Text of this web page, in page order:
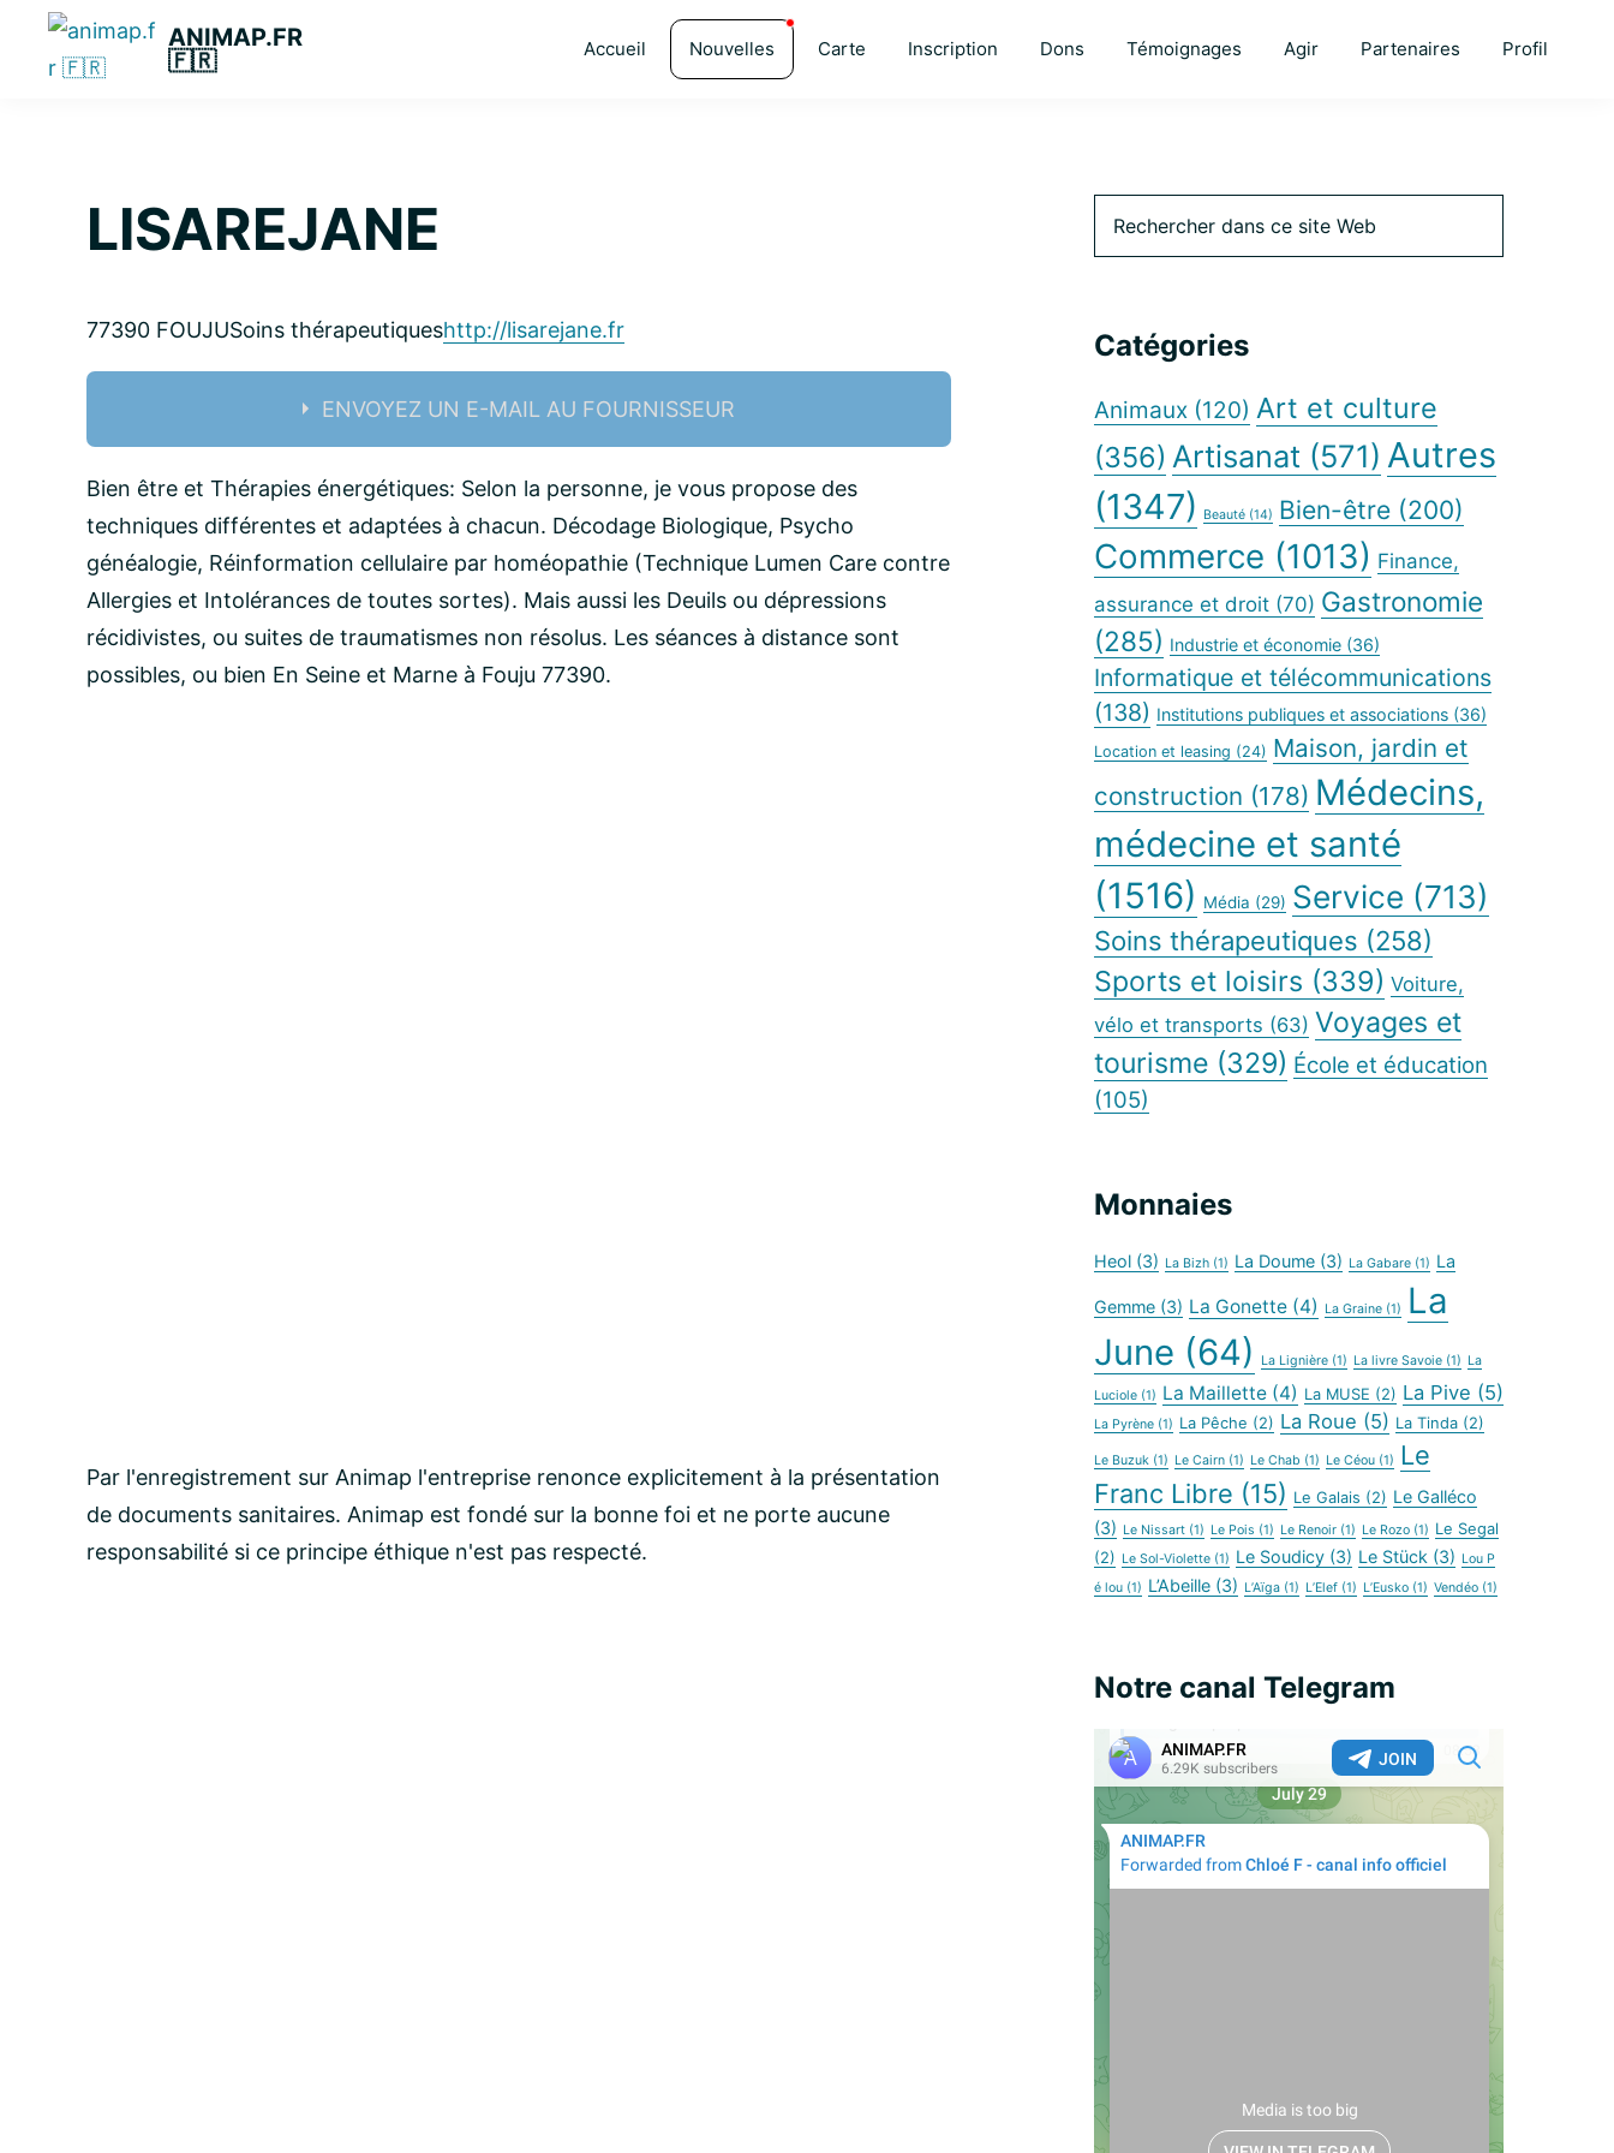
Passer
Passer
Passer
principale
ANIMAP.FR
🇫🇷
Accueil Nouvelles Carte Inscription Dons Témoignages Agir Partenaires Profil
LISAREJANE
77390 FOUJUSoins thérapeutiqueshttp://lisarejane.fr
ENVOYEZ UN E-MAIL AU FOURNISSEUR
Nom:
email:
Message:
Bien être et Thérapies énergétiques: Selon la personne, je vous propose des
techniques différentes et adaptées à chacun. Décodage Biologique, Psycho
généalogie, Réinformation cellulaire par homéopathie (Technique Lumen Care contre
Allergies et Intolérances de toutes sortes). Mais aussi les Deuils ou dépressions
récidivistes, ou suites de traumatismes non résolus. Les séances à distance sont
possibles, ou bien En Seine et Marne à Fouju 77390.
Par l'enregistrement sur Animap l'entreprise renonce explicitement à la présentation
de documents sanitaires. Animap est fondé sur la bonne foi et ne porte aucune
responsabilité si ce principe éthique n'est pas respecté.
Barre
principale
dans
Catégories
Animaux (120) Art et culture
(356) Artisanat (571) Autres
(1347)
Beauté (14) Bien-être (200)
Commerce (1013) Finance,
assurance et droit (70) Gastronomie
(285) Industrie et économie (36)
Informatique et télécommunications
(138) Institutions publiques et associations (36)
Location et leasing (24) Maison, jardin et
construction (178) Médecins,
médecine et santé
(1516) Média (29) Service (713)
Soins thérapeutiques (258)
Sports et loisirs (339) Voiture,
vélo et transports (63) Voyages et
tourisme (329) École et éducation
(105)
Monnaies
Heol (3) La Bizh (1) La Doume (3) La Gabare (1) La
Gemme (3) La Gonette (4) La Graine (1)
La
June (64) La Lignière (1) La livre Savoie (1) La
Luciole (1) La Maillette (4) La MUSE (2) La Pive (5)
La Pyrène (1) La Pêche (2) La Roue (5) La Tinda (2)
Le Buzuk (1) Le Cairn (1) Le Chab (1) Le Céou (1)
Le
Franc Libre (15) Le Galais (2) Le Galléco
(3) Le Nissart (1) Le Pois (1) Le Renoir (1) Le Rozo (1) Le Segal
(2) Le Sol-Violette (1) Le Soudicy (3) Le Stück (3) Lou P
é lou (1) L’Abeille (3) L’Aïga (1) L’Elef (1) L’Eusko (1) Vendéo (1)
Notre canal Telegram